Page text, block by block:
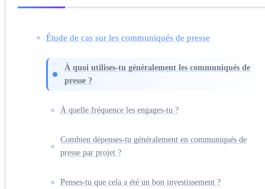
Étude de cas sur les communiqués de presse
À quoi utilises-tu généralement les communiqués de
presse ?
À quelle fréquence les engages-tu ?
Combien dépenses-tu généralement en communiqués de
presse par projet ?
Penses-tu que cela a été un bon investissement ?